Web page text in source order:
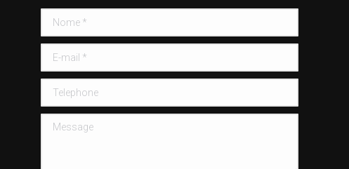
Nome *
E-mail *
Telephone
Message